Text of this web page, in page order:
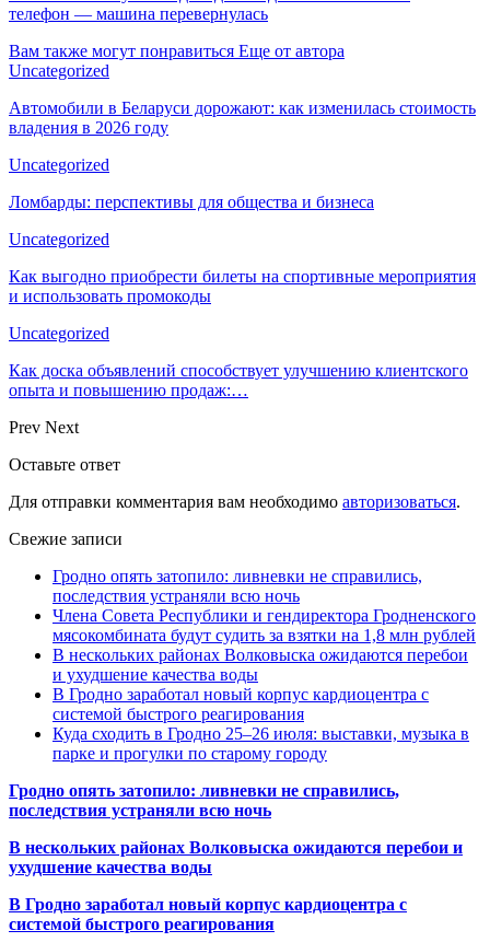
телефон — машина перевернулась
Вам также могут понравиться Еще от автора
Uncategorized
Автомобили в Беларуси дорожают: как изменилась стоимость
владения в 2026 году
Uncategorized
Ломбарды: перспективы для общества и бизнеса
Uncategorized
Как выгодно приобрести билеты на спортивные мероприятия
и использовать промокоды
Uncategorized
Как доска объявлений способствует улучшению клиентского
опыта и повышению продаж:…
Prev Next
Оставьте ответ
Для отправки комментария вам необходимо авторизоваться.
Свежие записи
Гродно опять затопило: ливневки не справились,
последствия устраняли всю ночь
Члена Совета Республики и гендиректора Гродненского
мясокомбината будут судить за взятки на 1,8 млн рублей
В нескольких районах Волковыска ожидаются перебои
и ухудшение качества воды
В Гродно заработал новый корпус кардиоцентра с
системой быстрого реагирования
Куда сходить в Гродно 25–26 июля: выставки, музыка в
парке и прогулки по старому городу
Гродно опять затопило: ливневки не справились,
последствия устраняли всю ночь
В нескольких районах Волковыска ожидаются перебои и
ухудшение качества воды
В Гродно заработал новый корпус кардиоцентра с
системой быстрого реагирования